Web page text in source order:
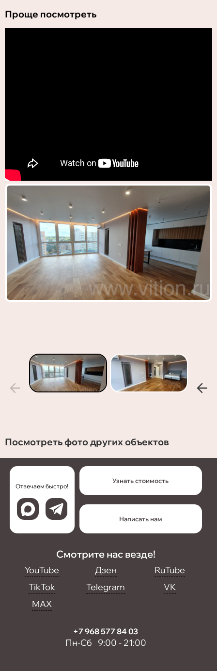
Проще посмотреть
Посмотреть фото других объектов
Отвечаем быстро!
Узнать стоимость
Написать нам
Смотрите нас везде!
YouTube Дзен
RuTube
TikTok
Telegram
VK
MAX
+7 968 577 84 03
Пн-Сб 9:00 - 21:00